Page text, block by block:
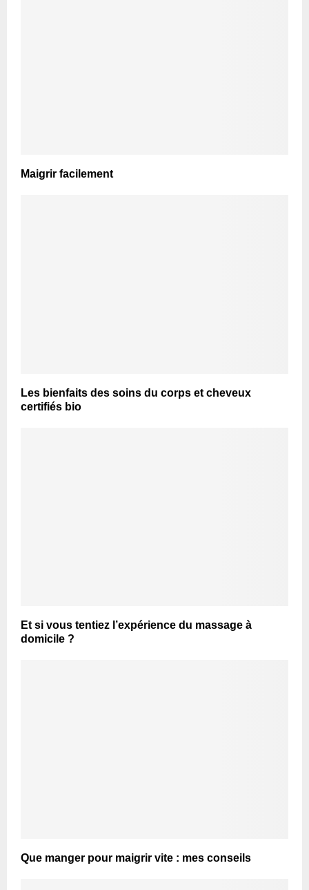
Maigrir facilement
Les bienfaits des soins du corps et cheveux
certifiés bio
Et si vous tentiez l’expérience du massage à
domicile ?
Que manger pour maigrir vite : mes conseils